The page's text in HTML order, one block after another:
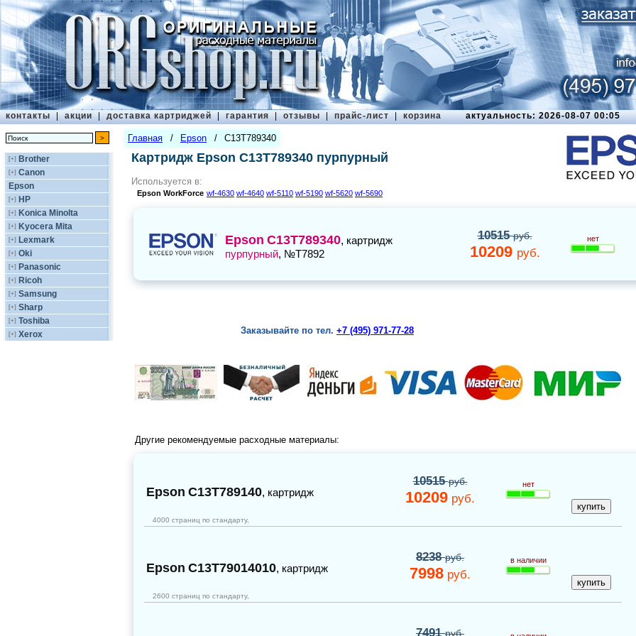
контакты | акции | доставка картриджей | гарантия | отзывы | прайс-лист | корзина актуальность: 2026-08-07 00:05
[+] Brother
[+] Canon
Epson
[+] HP
[+] Konica Minolta
[+] Kyocera Mita
[+] Lexmark
[+] Oki
[+] Panasonic
[+] Ricoh
[+] Samsung
[+] Sharp
[+] Toshiba
[+] Xerox
Главная / Epson / C13T789340
Картридж Epson C13T789340 пурпурный
Используется в:
Epson WorkForce wf-4630 wf-4640 wf-5110 wf-5190 wf-5620 wf-5690
Epson C13T789340, картридж
пурпурный, №T7892
10515руб.
10209 руб.
нет
Заказывайте по тел. +7 (495) 971-77-28
Другие рекомендуемые расходные материалы:
Epson C13T789140, картридж
10515руб.
10209 руб.
нет
4000 страниц по стандарту,
Epson C13T79014010, картридж
8238руб.
7998 руб.
в наличии
2600 страниц по стандарту,
7491руб.